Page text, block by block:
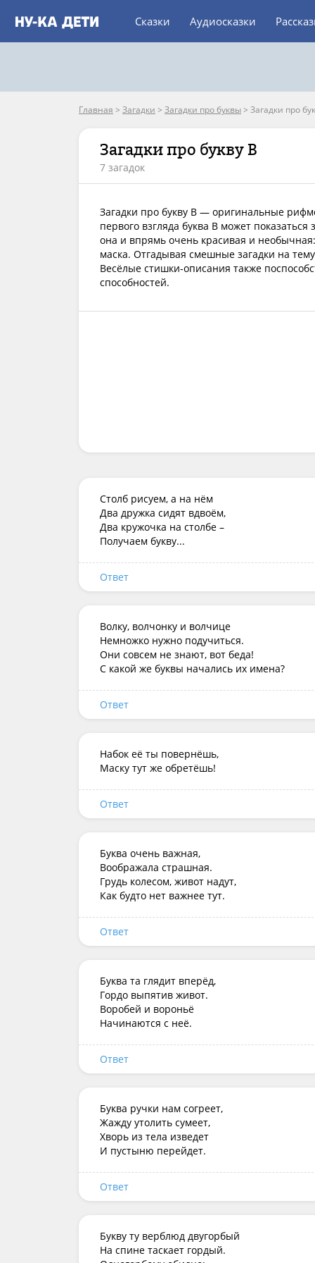
Сказки Аудиосказки
Главная > Загадки > Загадки про буквы > Загадки про
Загадки про букву В
7 загадок
Загадки про букву В — оригинальные
первого взгляда буква В может
она и впрямь очень красивая и
маска. Отгадывая смешные загадки на
Весёлые стишки-описания также
способностей.
Столб рисуем, а на нём
Два дружка сидят вдвоём,
Два кружочка на столбе –
Получаем букву...
Ответ
Волку, волчонку и волчице
Немножко нужно подучиться.
Они совсем не знают, вот беда!
С какой же буквы начались их имена?
Ответ
Набок её ты повернёшь,
Маску тут же обретёшь!
Ответ
Буква очень важная,
Воображала страшная.
Грудь колесом, живот надут,
Как будто нет важнее тут.
Ответ
Буква та глядит вперёд,
Гордо выпятив живот.
Воробей и вороньё
Начинаются с неё.
Ответ
Буква ручки нам согреет,
Жажду утолить сумеет,
Хворь из тела изведет
И пустыню перейдет.
Ответ
Букву ту верблюд двугорбый
На спине таскает гордый.